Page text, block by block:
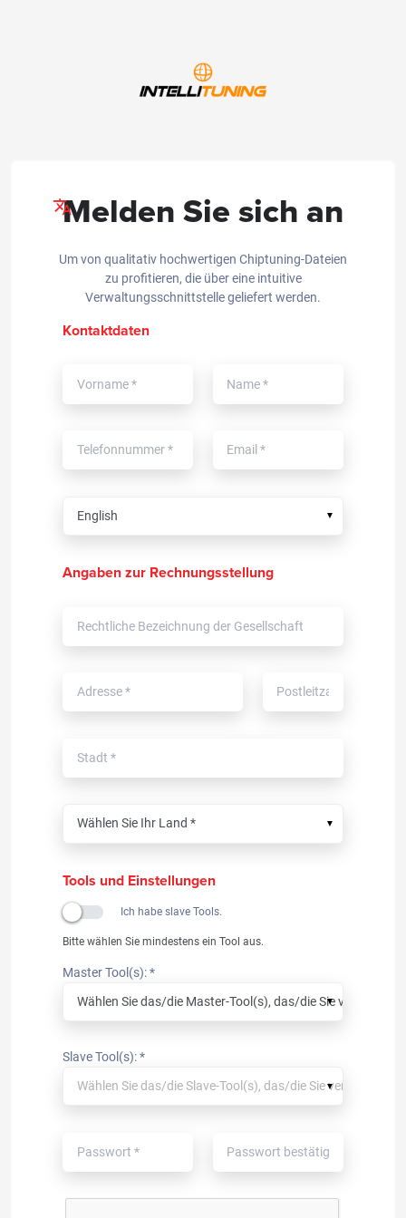
Melden Sie sich an
Um von qualitativ hochwertigen Chiptuning-Dateien
zu profitieren, die über eine intuitive
Verwaltungsschnittstelle geliefert werden.
Kontaktdaten
▼
Angaben zur Rechnungsstellung
▼
Tools und Einstellungen
Ich habe slave Tools.
Bitte wählen Sie mindestens ein Tool aus.
Master Tool(s): *
▼
Slave Tool(s): *
▼